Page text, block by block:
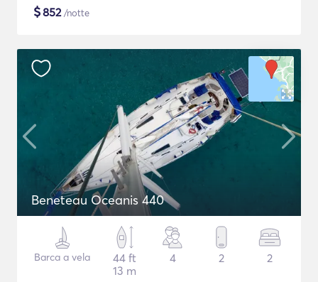
$852/notte
Beneteau Oceanis 440
Barca a vela
44 ft
13 m
4 2 2